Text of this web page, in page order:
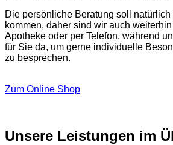
Die persönliche Beratung soll natürlich
kommen, daher sind wir auch
Apotheke oder per Telefon, während
für Sie da, um gerne individuelle
zu besprechen.
Zum Online Shop
Unsere Leistungen im